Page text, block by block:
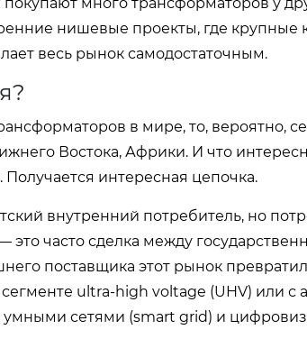
нишевые проекты, где крупные
весь рынок самодостаточным.
в мире, то, вероятно,
Востока, Африки. И что
интересная цепочка.
внутренний потребитель, но
часто сделка между
поставщика этот рынок
ultra-high voltage (UHV) или с
сетями (smart grid) и